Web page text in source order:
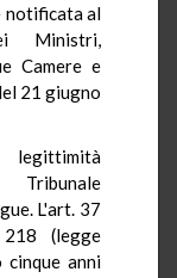
notificata al
Ministri,
Camere e
21 giugno
Tribunale
L'art. 37
(legge
cinque anni